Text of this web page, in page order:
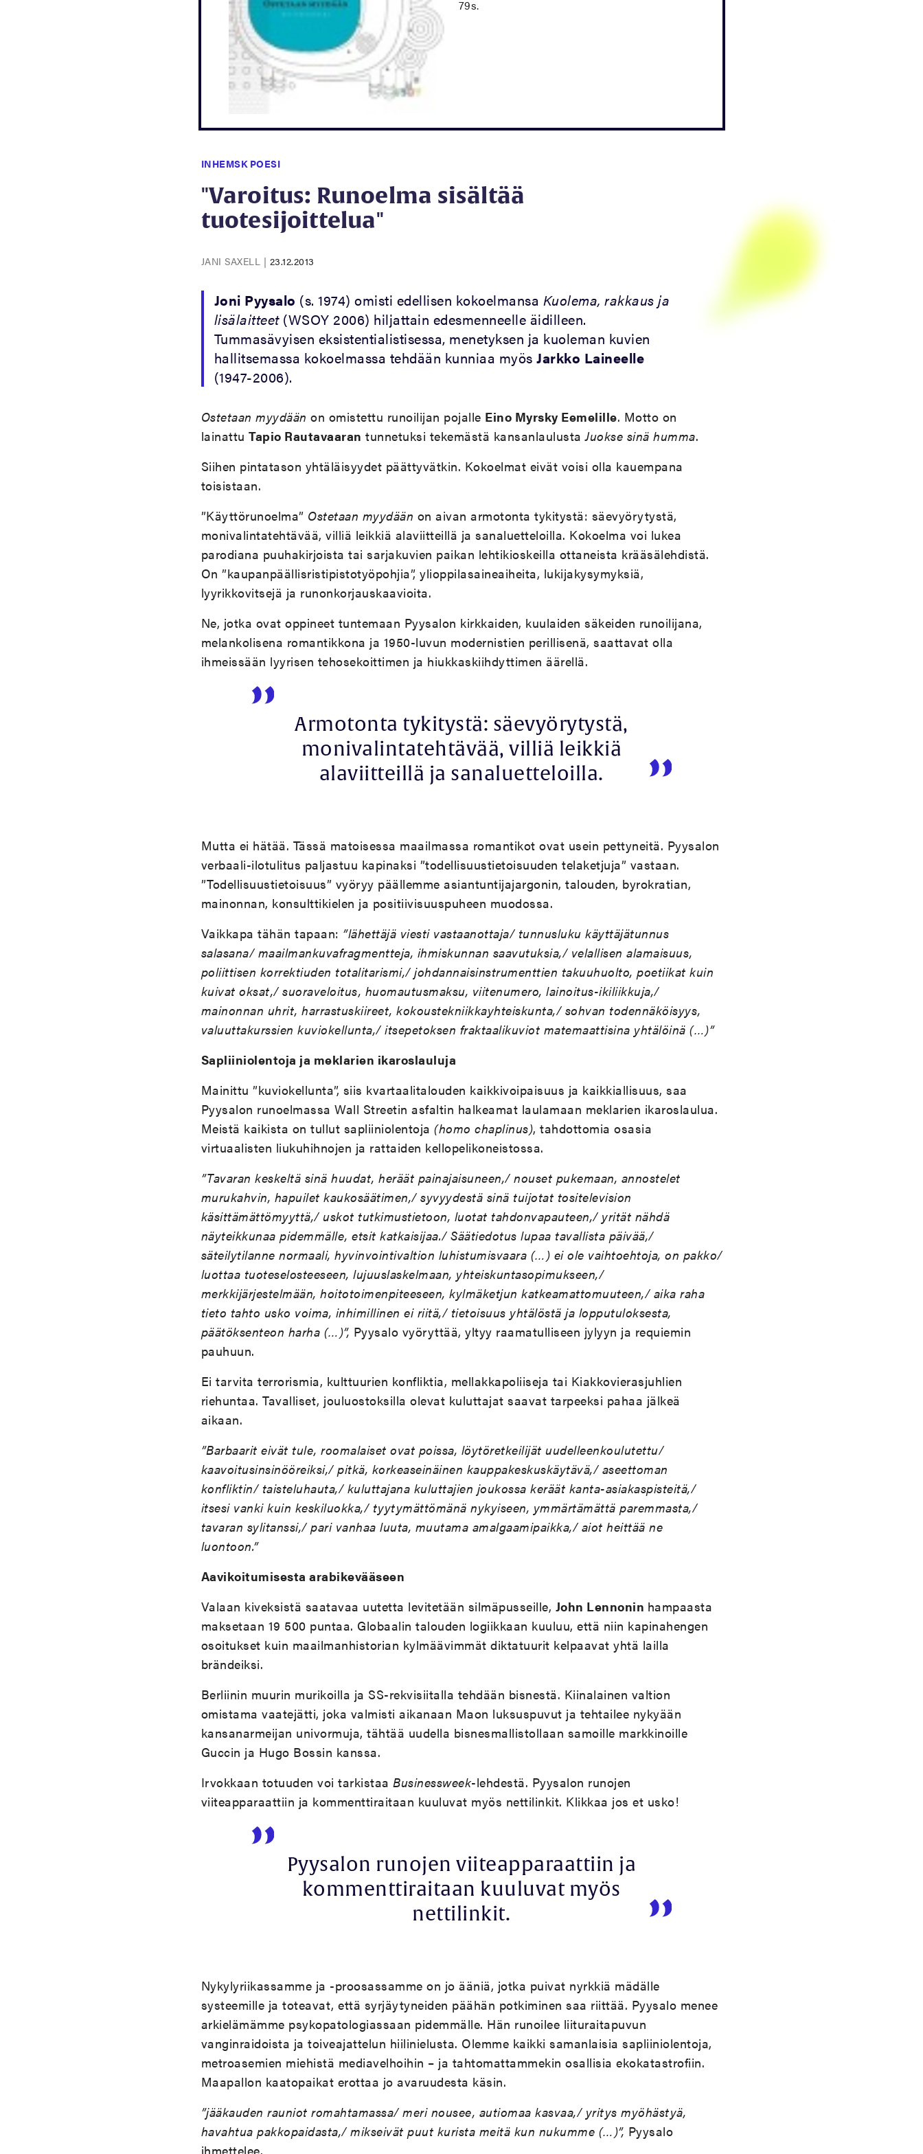
79s.
INHEMSK POESI
"Varoitus: Runoelma sisältää
tuotesijoittelua"
JANI SAXELL | 23.12.2013
Joni Pyysalo (s. 1974) omisti edellisen kokoelmansa Kuolema, rakkaus ja
lisälaitteet(WSOY 2006) hiljattain edesmenneelle äidilleen.
Tummasävyisen eksistentialistisessa, menetyksen ja kuoleman kuvien
hallitsemassa kokoelmassa tehdään kunniaa myös Jarkko Laineelle
(1947-2006).
Ostetaan myydään on omistettu runoilijan pojalle Eino Myrsky Eemelille. Motto on
lainattu Tapio Rautavaaran tunnetuksi tekemästä kansanlaulustaJuokse sinä humma.
Siihen pintatason yhtäläisyydet päättyvätkin. Kokoelmat eivät voisi olla kauempana
toisistaan.
”Käyttörunoelma” Ostetaan myydään on aivan armotonta tykitystä: säevyörytystä,
monivalintatehtävää, villiä leikkiä alaviitteillä ja sanaluetteloilla. Kokoelma voi lukea
parodiana puuhakirjoista tai sarjakuvien paikan lehtikioskeilla ottaneista krääsälehdistä.
On ”kaupanpäällisristipistotyöpohjia”, ylioppilasaineaiheita, lukijakysymyksiä,
lyyrikkovitsejä ja runonkorjauskaavioita.
Ne, jotka ovat oppineet tuntemaan Pyysalon kirkkaiden, kuulaiden säkeiden runoilijana,
melankolisena romantikkona ja 1950-luvun modernistien perillisenä, saattavat olla
ihmeissään lyyrisen tehosekoittimen ja hiukkaskiihdyttimen äärellä.
Armotonta tykitystä: säevyörytystä,
monivalintatehtävää, villiä leikkiä
alaviitteillä ja sanaluetteloilla.
Mutta ei hätää. Tässä matoisessa maailmassa romantikot ovat usein pettyneitä. Pyysalon
verbaali-ilotulitus paljastuu kapinaksi ”todellisuustietoisuuden telaketjuja” vastaan.
”Todellisuustietoisuus” vyöryy päällemme asiantuntijajargonin, talouden, byrokratian,
mainonnan, konsulttikielen ja positiivisuuspuheen muodossa.
Vaikkapa tähän tapaan: ”lähettäjä viesti vastaanottaja/ tunnusluku käyttäjätunnus
salasana/ maailmankuvafragmentteja, ihmiskunnan saavutuksia,/ velallisen alamaisuus,
poliittisen korrektiuden totalitarismi,/ johdannaisinstrumenttien takuuhuolto, poetiikat kuin
kuivat oksat,/ suoraveloitus, huomautusmaksu, viitenumero, lainoitus-ikiliikkuja,/
mainonnan uhrit, harrastuskiireet, kokoustekniikkayhteiskunta,/ sohvan todennäköisyys,
valuuttakurssien kuviokellunta,/ itsepetoksen fraktaalikuviot matemaattisina yhtälöinä (…)”
Sapliiniolentoja ja meklarien ikaroslauluja
Mainittu ”kuviokellunta”, siis kvartaalitalouden kaikkivoipaisuus ja kaikkiallisuus, saa
Pyysalon runoelmassa Wall Streetin asfaltin halkeamat laulamaan meklarien ikaroslaulua.
Meistä kaikista on tullut sapliiniolentoja (homo chaplinus), tahdottomia osasia
virtuaalisten liukuhihnojen ja rattaiden kellopelikoneistossa.
”Tavaran keskeltä sinä huudat, heräät painajaisuneen,/ nouset pukemaan, annostelet
murukahvin, hapuilet kaukosäätimen,/ syvyydestä sinä tuijotat tositelevision
käsittämättömyyttä,/ uskot tutkimustietoon, luotat tahdonvapauteen,/ yrität nähdä
näyteikkunaa pidemmälle, etsit katkaisijaa./ Säätiedotus lupaa tavallista päivää,/
säteilytilanne normaali, hyvinvointivaltion luhistumisvaara (…) ei ole vaihtoehtoja, on pakko/
luottaa tuoteselosteeseen, lujuuslaskelmaan, yhteiskuntasopimukseen,/
merkkijärjestelmään, hoitotoimenpiteeseen, kylmäketjun katkeamattomuuteen,/ aika raha
tieto tahto usko voima, inhimillinen ei riitä,/ tietoisuus yhtälöstä ja lopputuloksesta,
päätöksenteon harha (…)”, Pyysalo vyöryttää, yltyy raamatulliseen jylyyn ja requiemin
pauhuun.
Ei tarvita terrorismia, kulttuurien konfliktia, mellakkapoliiseja tai Kiakkovierasjuhlien
riehuntaa. Tavalliset, jouluostoksilla olevat kuluttajat saavat tarpeeksi pahaa jälkeä
aikaan.
”Barbaarit eivät tule, roomalaiset ovat poissa, löytöretkeilijät uudelleenkoulutettu/
kaavoitusinsinööreiksi,/ pitkä, korkeaseinäinen kauppakeskuskäytävä,/ aseettoman
konfliktin/ taisteluhauta,/ kuluttajana kuluttajien joukossa keräät kanta-asiakaspisteitä,/
itsesi vanki kuin keskiluokka,/ tyytymättömänä nykyiseen, ymmärtämättä paremmasta,/
tavaran sylitanssi,/ pari vanhaa luuta, muutama amalgaamipaikka,/ aiot heittää ne
luontoon.”
Aavikoitumisesta arabikevääseen
Valaan kiveksistä saatavaa uutetta levitetään silmäpusseille, John Lennonin hampaasta
maksetaan 19 500 puntaa. Globaalin talouden logiikkaan kuuluu, että niin kapinahengen
osoitukset kuin maailmanhistorian kylmäävimmät diktatuurit kelpaavat yhtä lailla
brändeiksi.
Berliinin muurin murikoilla ja SS-rekvisiitalla tehdään bisnestä. Kiinalainen valtion
omistama vaatejätti, joka valmisti aikanaan Maon luksuspuvut ja tehtailee nykyään
kansanarmeijan univormuja, tähtää uudella bisnesmallistollaan samoille markkinoille
Guccin ja Hugo Bossin kanssa.
Irvokkaan totuuden voi tarkistaa Businessweek-lehdestä. Pyysalon runojen
viiteapparaattiin ja kommenttiraitaan kuuluvat myös nettilinkit. Klikkaa jos et usko!
Pyysalon runojen viiteapparaattiin ja
kommenttiraitaan kuuluvat myös
nettilinkit.
Nykylyriikassamme ja -proosassamme on jo ääniä, jotka puivat nyrkkiä mädälle
systeemille ja toteavat, että syrjäytyneiden päähän potkiminen saa riittää. Pyysalo menee
arkielämämme psykopatologiassaan pidemmälle. Hän runoilee liituraitapuvun
vanginraidoista ja toiveajattelun hiilinielusta. Olemme kaikki samanlaisia sapliiniolentoja,
metroasemien miehistä mediavelhoihin – ja tahtomattammekin osallisia ekokatastrofiin.
Maapallon kaatopaikat erottaa jo avaruudesta käsin.
”jääkauden rauniot romahtamassa/ meri nousee, autiomaa kasvaa,/ yritys myöhästyä,
havahtua pakkopaidasta,/ mikseivät puut kurista meitä kun nukumme (…)”, Pyysalo
ihmettelee.